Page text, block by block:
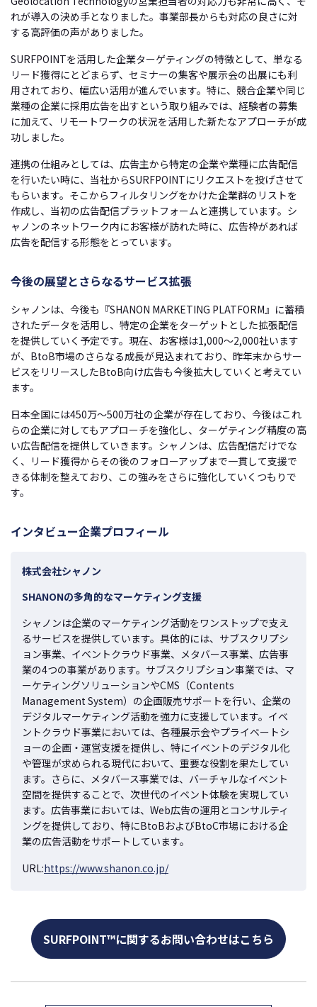
れが導入の決め手となりました。事業部長からも対応の良さに対
する高評価の声がありました。
SURFPOINTを活用した企業ターゲティングの特徴として、単なる
リード獲得にとどまらず、セミナーの集客や展示会の出展にも利
用されており、幅広い活用が進んでいます。特に、競合企業や同じ
業種の企業に採用広告を出すという取り組みでは、経験者の募集
に加えて、リモートワークの状況を活用した新たなアプローチが成
功しました。
連携の仕組みとしては、広告主から特定の企業や業種に広告配信
を行いたい時に、当社からSURFPOINTにリクエストを投げさせて
もらいます。そこからフィルタリングをかけた企業群のリストを
作成し、当初の広告配信プラットフォームと連携しています。シ
ャノンのネットワーク内にお客様が訪れた時に、広告枠があれば
広告を配信する形態をとっています。
今後の展望とさらなるサービス拡張
シャノンは、今後も『SHANON MARKETING PLATFORM』に蓄積
されたデータを活用し、特定の企業をターゲットとした拡張配信
を提供していく予定です。現在、お客様は1,000〜2,000社います
が、BtoB市場のさらなる成長が見込まれており、昨年末からサー
ビスをリリースしたBtoB向け広告も今後拡大していくと考えてい
ます。
日本全国には450万〜500万社の企業が存在しており、今後はこれ
らの企業に対してもアプローチを強化し、ターゲティング精度の高
い広告配信を提供していきます。シャノンは、広告配信だけでな
く、リード獲得からその後のフォローアップまで一貫して支援で
きる体制を整えており、この強みをさらに強化していくつもりで
す。
インタビュー企業プロフィール
株式会社シャノン
SHANONの多角的なマーケティング支援
シャノンは企業のマーケティング活動をワンストップで支え
るサービスを提供しています。具体的には、サブスクリプシ
ョン事業、イベントクラウド事業、メタバース事業、広告事
業の4つの事業があります。サブスクリプション事業では、マ
ーケティングソリューションやCMS（Contents
Management System）の企画販売サポートを行い、企業の
デジタルマーケティング活動を強力に支援しています。イベ
ントクラウド事業においては、各種展示会やプライベートシ
ョーの企画・運営支援を提供し、特にイベントのデジタル化
や管理が求められる現代において、重要な役割を果たしてい
ます。さらに、メタバース事業では、バーチャルなイベント
空間を提供することで、次世代のイベント体験を実現してい
ます。広告事業においては、Web広告の運用とコンサルティ
ングを提供しており、特にBtoBおよびBtoC市場における企
業の広告活動をサポートしています。
URL:https://www.shanon.co.jp/
SURFPOINT™に関するお問い合わせはこちら